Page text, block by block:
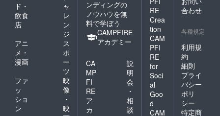
ド・
飲食
店
ャ
レ
ン
ジ
アニ
メ・
漫画
ス
ポ
ー
ツ
ファ
ッ
ショ
ン
映
像
・
映
ンディングの
ノウハウを無
料で学ぼう
CAMPFIRE
アカデミー
CA
MP
FI
RE
ア
カ
説
明
会
・
相
談
RE
Crea
tion
CAM
PFI
RE
for
Soci
al
Goo
d
CAM
合わせ
各種規定
利用規
約
細則
プライ
バシー
ポリ
シー
特定商